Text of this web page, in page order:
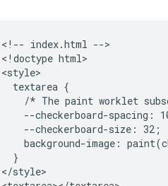
<!-- index.html -->
<!doctype html>
<style>
  textarea {
/* The paint worklet
--checkerboard-spacing:
    --checkerboard-size: 32;
background-image:
  }
</style>